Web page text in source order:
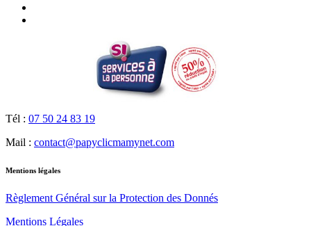
Tél : 07 50 24 83 19
Mail : contact@papyclicmamynet.com
Mentions légales
Règlement Général sur la Protection des Donnés
Mentions Légales